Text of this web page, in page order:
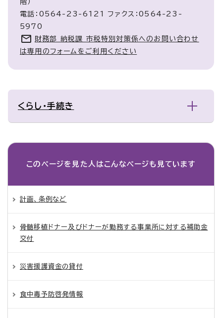
階）
電話：0564-23-6121 ファクス：0564-23-
5970
財務部 納税課 市税特別対策係へのお問い合わせ
は専用のフォームをご利用ください
くらし・手続き
このページを見た人は こんなページも見ています
計画、条例など
骨髄移植ドナー及びドナーが勤務する事業所に対する補助金
交付
災害援護資金の貸付
食中毒予防啓発情報